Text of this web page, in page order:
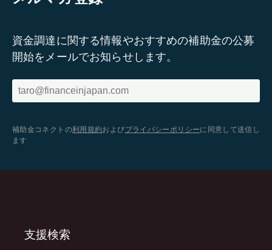
資金調達に関する情報やおすすめの補助金の公募
開始をメールでお知らせします。
補助金コネクトの利用規約およびプライバシーポリシーに同意して送信し
ます
支援検索